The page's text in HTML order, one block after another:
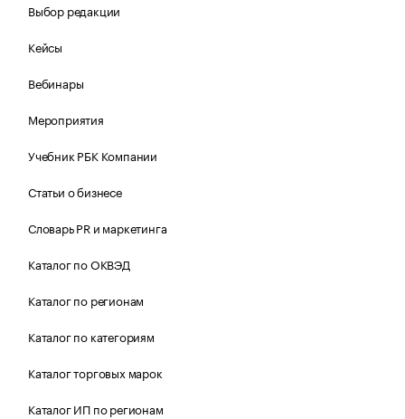
Выбор редакции
Кейсы
Вебинары
Мероприятия
Учебник РБК Компании
Статьи о бизнесе
Словарь PR и маркетинга
Каталог по ОКВЭД
Каталог по регионам
Каталог по категориям
Каталог торговых марок
Каталог ИП по регионам